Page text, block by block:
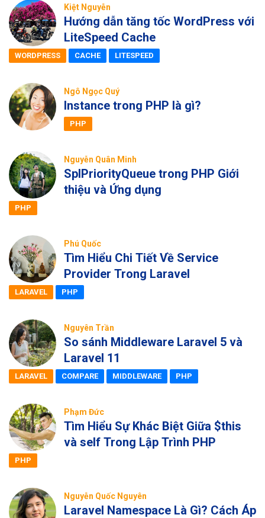
Kiệt Nguyễn
Hướng dẫn tăng tốc WordPress với
LiteSpeed Cache
WORDPRESS CACHE LITESPEED
Ngô Ngọc Quý
Instance trong PHP là gì?
PHP
Nguyễn Quân Minh
SplPriorityQueue trong PHP Giới
thiệu và Ứng dụng
PHP
Phú Quốc
Tìm Hiểu Chi Tiết Về Service
Provider Trong Laravel
LARAVEL PHP
Nguyên Trần
So sánh Middleware Laravel 5 và
Laravel 11
LARAVEL COMPARE MIDDLEWARE PHP
Phạm Đức
Tìm Hiểu Sự Khác Biệt Giữa $this
và self Trong Lập Trình PHP
PHP
Nguyễn Quốc Nguyên
Laravel Namespace Là Gì? Cách Áp